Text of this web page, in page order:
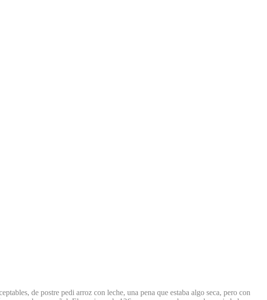
de postre pedi arroz con leche, una pena que estaba algo seca, pero con